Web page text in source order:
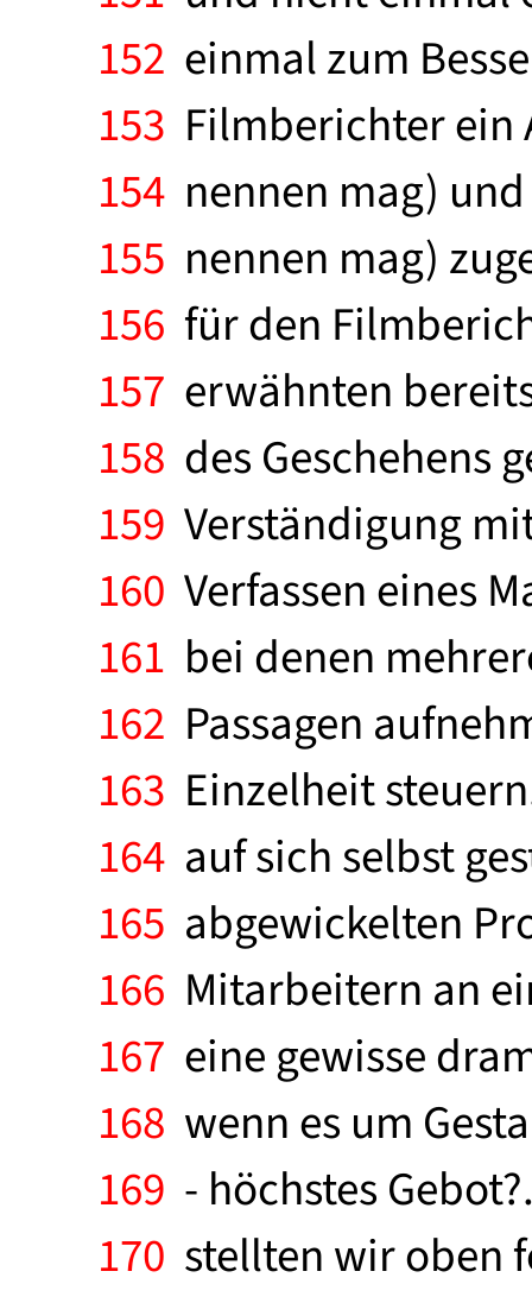
152 einmal zum
153 Filmberichter ein
154 nennen mag)
155 nennen mag)
156 für den
157 erwähnten
158 des Geschehens
159 Verständigung
160 Verfassen eines
161 bei denen
162 Passagen
163 Einzelheit
164 auf sich selbst
165 abgewickelten
166 Mitarbeitern an
167 eine gewisse
168 wenn es um
169 - höchstes
170 stellten wir oben